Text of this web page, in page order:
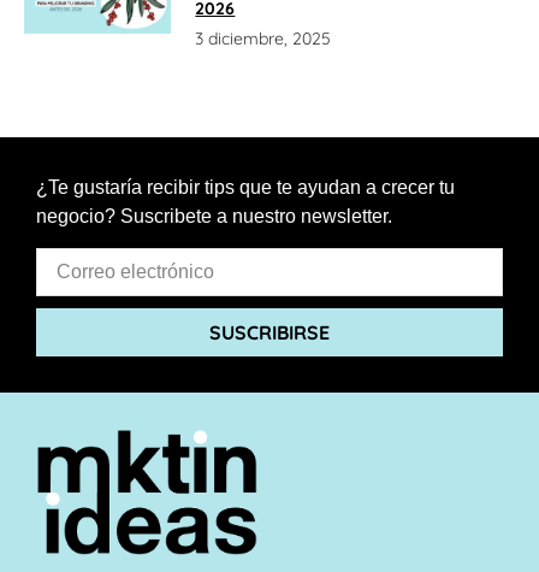
2026
3 diciembre, 2025
¿Te gustaría recibir tips que te ayudan a crecer tu
negocio? Suscribete a nuestro newsletter.
SUSCRIBIRSE